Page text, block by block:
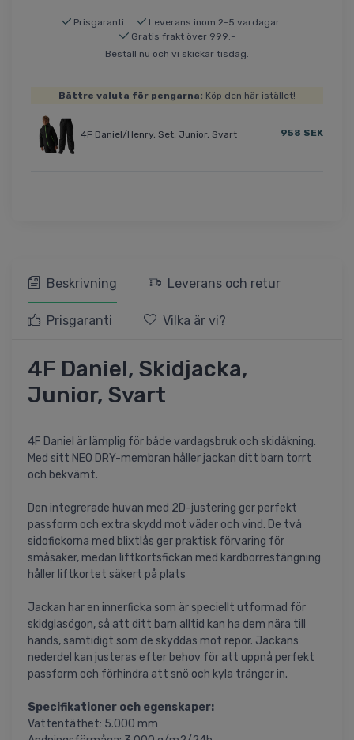
Prisgaranti
Leverans inom 2-5 vardagar
Gratis frakt över 999:-
Beställ nu och vi skickar tisdag.
Bättre valuta för pengarna: Köp den här istället!
4F Daniel/Henry, Set, Junior, Svart 958 SEK
Beskrivning Leverans och retur
Prisgaranti Vilka är vi?
4F Daniel, Skidjacka,
Junior, Svart
4F Daniel är lämplig för både vardagsbruk och skidåkning.
Med sitt NEO DRY-membran håller jackan ditt barn torrt
och bekvämt.
Den integrerade huvan med 2D-justering ger perfekt
passform och extra skydd mot väder och vind. De två
sidofickorna med blixtlås ger praktisk förvaring för
småsaker, medan liftkortsfickan med kardborrestängning
håller liftkortet säkert på plats
Jackan har en innerficka som är speciellt utformad för
skidglasögon, så att ditt barn alltid kan ha dem nära till
hands, samtidigt som de skyddas mot repor. Jackans
nederdel kan justeras efter behov för att uppnå perfekt
passform och förhindra att snö och kyla tränger in.
Specifikationer och egenskaper:
Vattentäthet: 5.000 mm